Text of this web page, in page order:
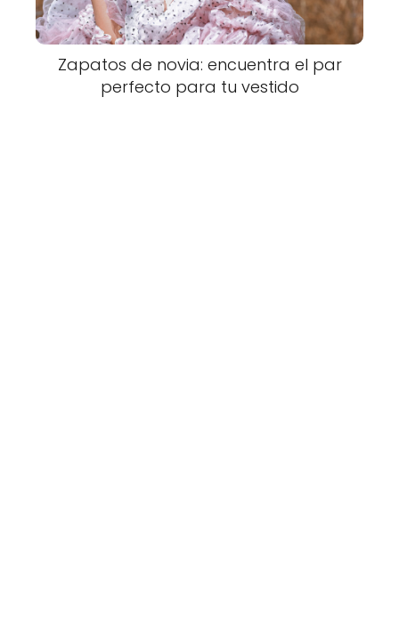
Zapatos de novia: encuentra el par
perfecto para tu vestido